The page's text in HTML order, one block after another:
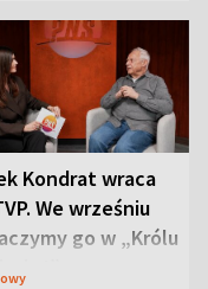
Kondrat wraca
We wrześniu
go w „Królu
I”